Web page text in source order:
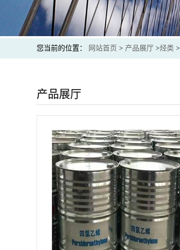
您当前的位置： 网站首页 > 产品展厅 >烃类 >
产品展厅